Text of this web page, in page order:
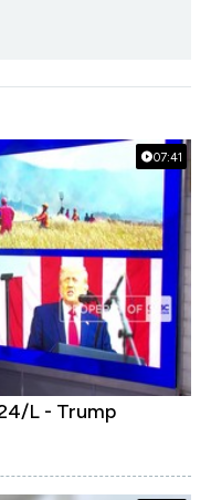
07:41
L - Trump